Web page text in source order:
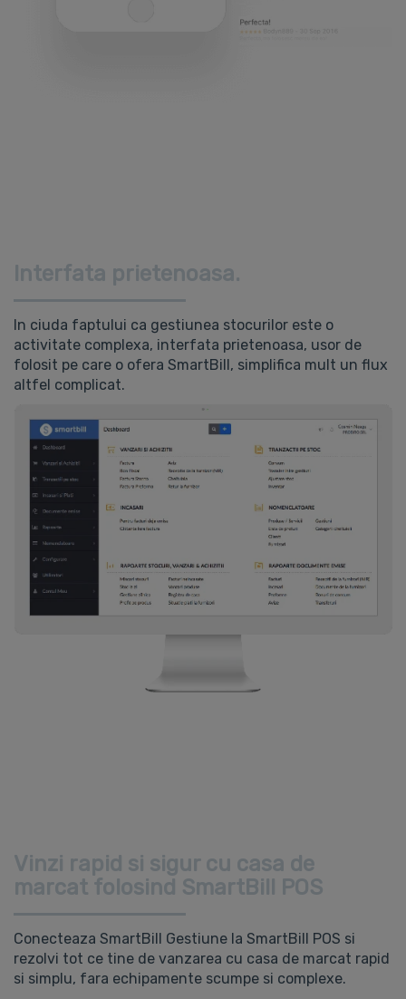
Interfata prietenoasa.
In ciuda faptului ca gestiunea stocurilor este o
activitate complexa, interfata prietenoasa, usor de
folosit pe care o ofera SmartBill, simplifica mult un flux
altfel complicat.
Vinzi rapid si sigur cu casa de
marcat folosind SmartBill POS
Conecteaza SmartBill Gestiune la SmartBill POS si
rezolvi tot ce tine de vanzarea cu casa de marcat rapid
si simplu, fara echipamente scumpe si complexe.